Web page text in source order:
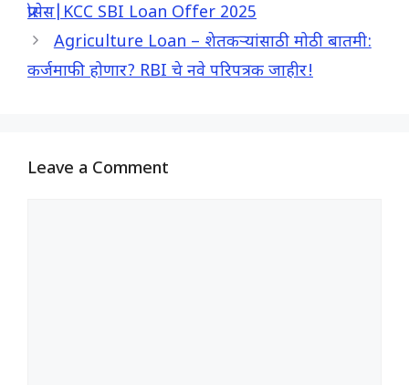
k
p
m
प्रोसेस|KCC SBI Loan Offer 2025
Agriculture Loan – शेतकऱ्यांसाठी मोठी बातमी:
कर्जमाफी होणार? RBI चे नवे परिपत्रक जाहीर!
Leave a Comment